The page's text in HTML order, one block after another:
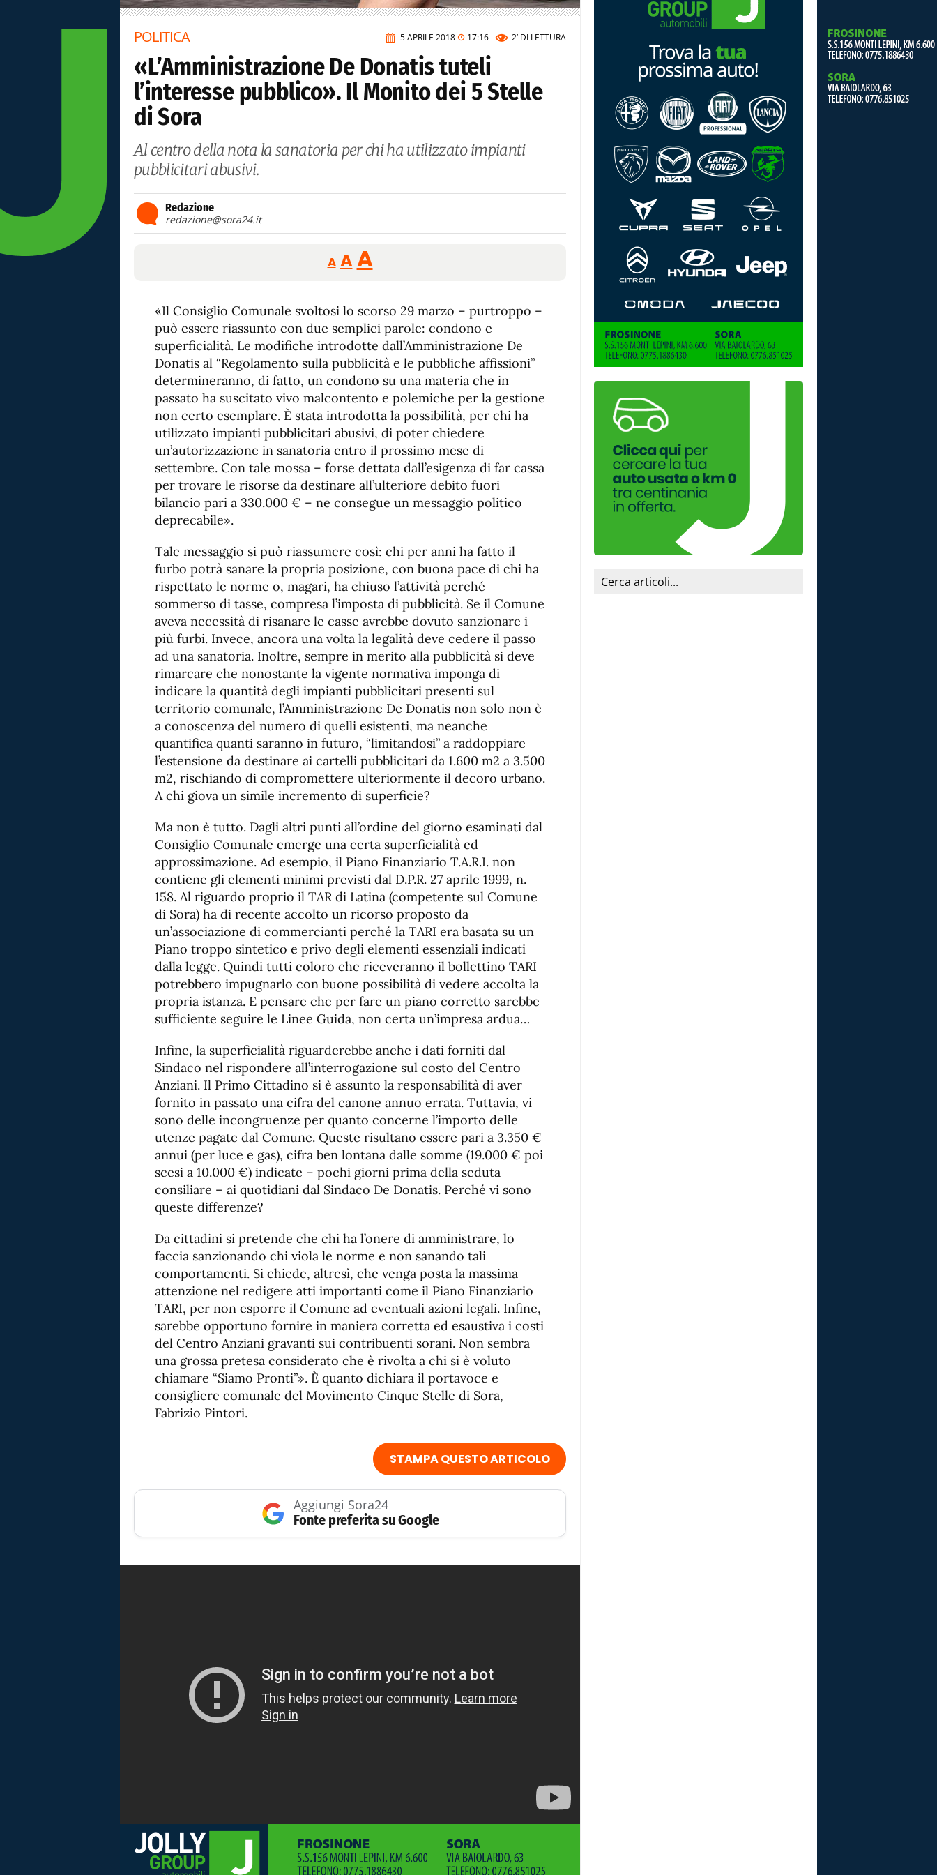
5 APRILE 2018 17:16 2’ DI LETTURA
POLITICA
«L’Amministrazione De Donatis tuteli
l’interesse pubblico». Il Monito dei 5 Stelle
di Sora
Al centro della nota la sanatoria per chi ha utilizzato impianti
pubblicitari abusivi.
Redazione
redazione@sora24.it
A
Reducir
tamaño
A Restablecer
tamaño
fuente
AAumentar
de
fuente.
«Il Consiglio Comunale svoltosi lo scorso 29 marzo – purtroppo –
può essere riassunto con due semplici parole: condono e
superficialità. Le modifiche introdotte dall’Amministrazione De
Donatis al “Regolamento sulla pubblicità e le pubbliche affissioni”
determineranno, di fatto, un condono su una materia che in
passato ha suscitato vivo malcontento e polemiche per la gestione
non certo esemplare. È stata introdotta la possibilità, per chi ha
utilizzato impianti pubblicitari abusivi, di poter chiedere
un’autorizzazione in sanatoria entro il prossimo mese di
settembre. Con tale mossa – forse dettata dall’esigenza di far cassa
per trovare le risorse da destinare all’ulteriore debito fuori
bilancio pari a 330.000 € – ne consegue un messaggio politico
deprecabile».
Tale messaggio si può riassumere così: chi per anni ha fatto il
furbo potrà sanare la propria posizione, con buona pace di chi ha
rispettato le norme o, magari, ha chiuso l’attività perché
sommerso di tasse, compresa l’imposta di pubblicità. Se il Comune
aveva necessità di risanare le casse avrebbe dovuto sanzionare i
più furbi. Invece, ancora una volta la legalità deve cedere il passo
ad una sanatoria. Inoltre, sempre in merito alla pubblicità si deve
rimarcare che nonostante la vigente normativa imponga di
indicare la quantità degli impianti pubblicitari presenti sul
territorio comunale, l’Amministrazione De Donatis non solo non è
a conoscenza del numero di quelli esistenti, ma neanche
quantifica quanti saranno in futuro, “limitandosi” a raddoppiare
l’estensione da destinare ai cartelli pubblicitari da 1.600 m2 a 3.500
m2, rischiando di compromettere ulteriormente il decoro urbano.
A chi giova un simile incremento di superficie?
Ma non è tutto. Dagli altri punti all’ordine del giorno esaminati dal
Consiglio Comunale emerge una certa superficialità ed
approssimazione. Ad esempio, il Piano Finanziario T.A.R.I. non
contiene gli elementi minimi previsti dal D.P.R. 27 aprile 1999, n.
158. Al riguardo proprio il TAR di Latina (competente sul Comune
di Sora) ha di recente accolto un ricorso proposto da
un’associazione di commercianti perché la TARI era basata su un
Piano troppo sintetico e privo degli elementi essenziali indicati
dalla legge. Quindi tutti coloro che riceveranno il bollettino TARI
potrebbero impugnarlo con buone possibilità di vedere accolta la
propria istanza. E pensare che per fare un piano corretto sarebbe
sufficiente seguire le Linee Guida, non certa un’impresa ardua…
Infine, la superficialità riguarderebbe anche i dati forniti dal
Sindaco nel rispondere all’interrogazione sul costo del Centro
Anziani. Il Primo Cittadino si è assunto la responsabilità di aver
fornito in passato una cifra del canone annuo errata. Tuttavia, vi
sono delle incongruenze per quanto concerne l’importo delle
utenze pagate dal Comune. Queste risultano essere pari a 3.350 €
annui (per luce e gas), cifra ben lontana dalle somme (19.000 € poi
scesi a 10.000 €) indicate – pochi giorni prima della seduta
consiliare – ai quotidiani dal Sindaco De Donatis. Perché vi sono
queste differenze?
Da cittadini si pretende che chi ha l’onere di amministrare, lo
faccia sanzionando chi viola le norme e non sanando tali
comportamenti. Si chiede, altresì, che venga posta la massima
attenzione nel redigere atti importanti come il Piano Finanziario
TARI, per non esporre il Comune ad eventuali azioni legali. Infine,
sarebbe opportuno fornire in maniera corretta ed esaustiva i costi
del Centro Anziani gravanti sui contribuenti sorani. Non sembra
una grossa pretesa considerato che è rivolta a chi si è voluto
chiamare “Siamo Pronti”». È quanto dichiara il portavoce e
consigliere comunale del Movimento Cinque Stelle di Sora,
Fabrizio Pintori.
STAMPA QUESTO ARTICOLO
Aggiungi Sora24
Fonte preferita su Google